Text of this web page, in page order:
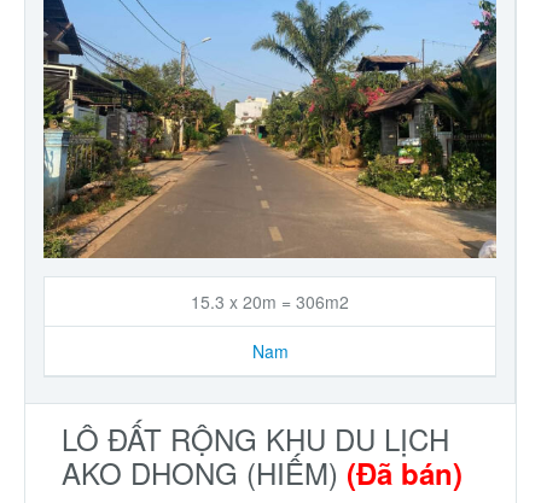
15.3 x 20m = 306m2
Nam
LÔ ĐẤT RỘNG KHU DU LỊCH
AKO DHONG (HIẾM) (Đã bán)